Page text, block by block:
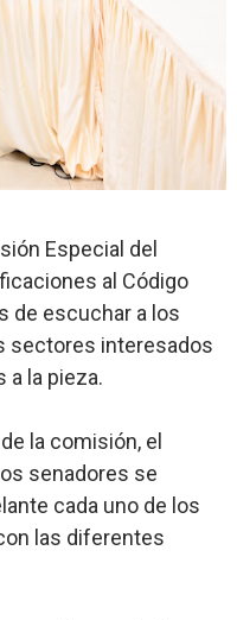
de Comunicación
Tineo y a Yeisy
y
delitos ambientales y
encabezan entrega
Especial del
al Código
de escuchar a los
sectores interesados
a la pieza.
la comisión, el
senadores se
cada uno de los
las diferentes